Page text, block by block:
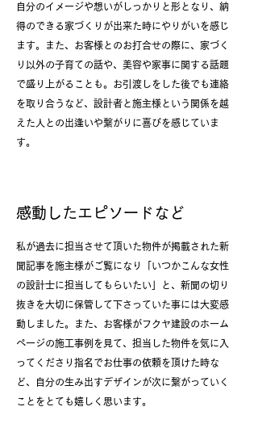
自分のイメージや想いがしっかりと形となり、納
得のできる家づくりが出来た時にやりがいを感じ
ます。また、お客様とのお打合せの際に、家づく
り以外の子育ての話や、美容や家事に関する話題
で盛り上がることも。お引渡しをした後でも連絡
を取り合うなど、設計者と施主様という関係を越
えた人との出逢いや繋がりに喜びを感じていま
す。
感動したエピソードなど
私が過去に担当させて頂いた物件が掲載された新
聞記事を施主様がご覧になり「いつかこんな女性
の設計士に担当してもらいたい」と、新聞の切り
抜きを大切に保管して下さっていた事には大変感
動しました。また、お客様がフクヤ建設のホーム
ページの施工事例を見て、担当した物件を気に入
ってくださり指名でお仕事の依頼を頂けた時な
ど、自分の生み出すデザインが次に繋がっていく
ことをとても嬉しく思います。